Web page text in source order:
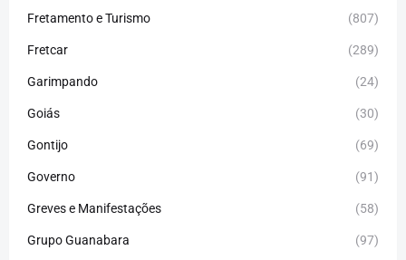
Fretamento e Turismo (807)
Fretcar (289)
Garimpando (24)
Goiás (30)
Gontijo (69)
Governo (91)
Greves e Manifestações (58)
Grupo Guanabara (97)